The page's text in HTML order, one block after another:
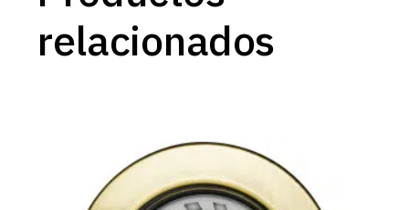
relacionados